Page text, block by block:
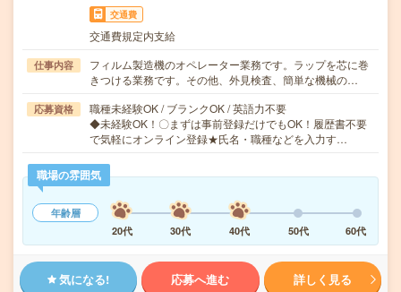
交通費
交通費規定内支給
仕事内容
フィルム製造機のオペレーター業務です。ラップを芯に巻
きつける業務です。その他、外見検査、簡単な機械の…
応募資格
職種未経験OK / ブランクOK / 英語力不要
◆未経験OK！〇まずは事前登録だけでもOK！履歴書不要
で気軽にオンライン登録★氏名・職種などを入力す…
職場の雰囲気
年齢層
20代
30代 40代 50代 60代
気になる! 応募へ進む 詳しく見る